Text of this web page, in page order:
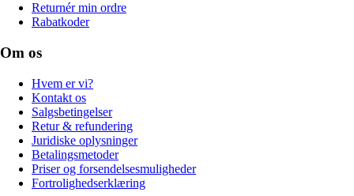
Returnér min ordre
Rabatkoder
Om os
Hvem er vi?
Kontakt os
Salgsbetingelser
Retur & refundering
Juridiske oplysninger
Betalingsmetoder
Priser og forsendelsesmuligheder
Fortrolighedserklæring